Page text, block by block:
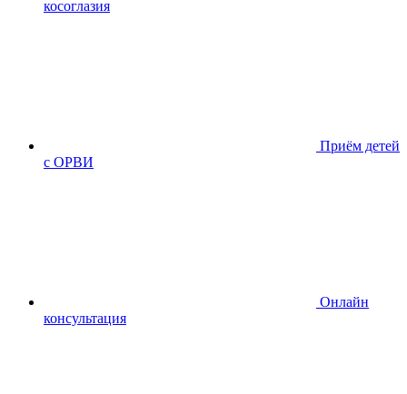
косоглазия
Приём детей
с ОРВИ
Онлайн
консультация